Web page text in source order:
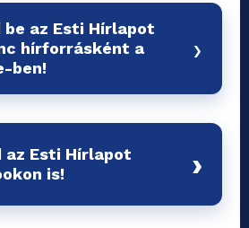
az Esti Hírlapot
hírforrásként a
ben!
›
az Esti Hírlapot
is!
›